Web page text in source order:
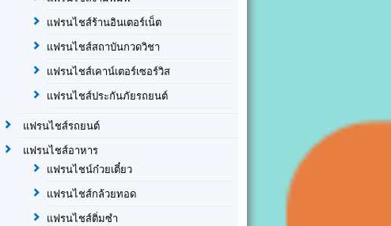
แฟรนไชส์ร้านอินเตอร์เน็ต
แฟรนไชส์สถาบันกวดวิชา
แฟรนไชส์เคาน์เตอร์เซอร์วิส
แฟรนไชส์ประกันภัยรถยนต์
แฟรนไชส์รถยนต์
แฟรนไชส์อาหาร
แฟรนไชน์ก๋วยเตี๋ยว
แฟรนไชส์กล้วยทอด
แฟรนไชส์ติ่มซำ